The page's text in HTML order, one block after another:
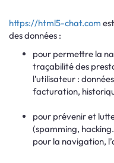
https://html5-chat.com
des données :
pour permettre la
traçabilité des
l’utilisateur :
facturation,
pour prévenir et
(spamming,
pour la navigation,